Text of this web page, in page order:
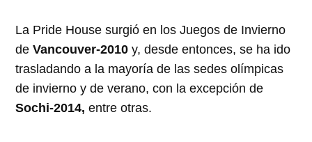
La Pride House surgió en los Juegos de Invierno
de Vancouver-2010y, desde entonces, se ha ido
trasladando a la mayoría de las sedes olímpicas
de invierno y de verano, con la excepción de
Sochi-2014, entre otras.